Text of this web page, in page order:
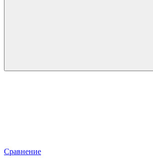
Сравнение